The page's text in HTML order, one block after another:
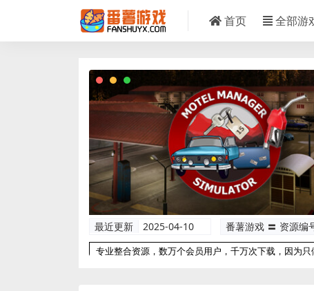
首页 全部游
最近更新 2025-04-10 番薯游戏 〓 资源编
专业整合资源，数万个会员用户，千万次下载，因为